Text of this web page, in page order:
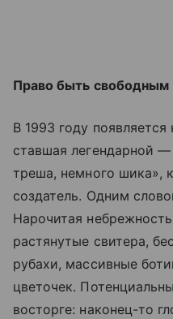
Право быть свободным
В 1993 году
ставшая легендарной
треша, немного шика»,
создатель. Одним
Нарочитая
растянутые свитера,
рубахи, массивные
цветочек.
восторге: наконец-то